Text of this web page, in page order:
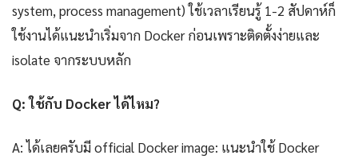
system, process management) ใช้เวลาเรียนรู้ 1-2 สัปดาห์ก็
ใช้งานได้แนะนำเริ่มจาก Docker ก่อนเพราะติดตั้งง่ายและ
isolate จากระบบหลัก
Q: ใช้กับ Docker ได้ไหม?
A: ได้เลยครับมี official Docker image: แนะนำใช้ Docker